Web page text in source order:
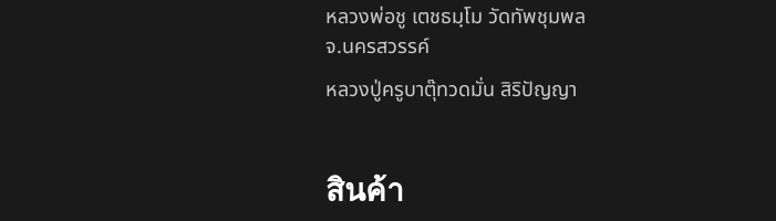
หลวงพ่อชู เตชธมฺโม วัดทัพชุมพล
จ.นครสวรรค์
หลวงปู่ครูบาตุ๊ทวดมั่น สิริปัญญา
สินค้า